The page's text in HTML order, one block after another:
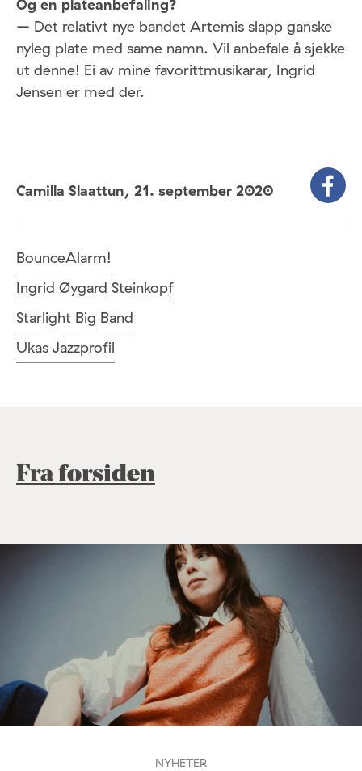
Og en plateanbefaling?
– Det relativt nye bandet Artemis slapp ganske
nyleg plate med same namn. Vil anbefale å sjekke
ut denne! Ei av mine favorittmusikarar, Ingrid
Jensen er med der.
Camilla Slaattun, 21. september 2020
BounceAlarm!
Ingrid Øygard Steinkopf
Starlight Big Band
Ukas Jazzprofil
Fra forsiden
NYHETER